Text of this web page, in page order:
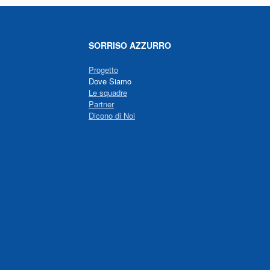
SORRISO AZZURRO
Progetto
Dove Siamo
Le squadre
Partner
Dicono di Noi